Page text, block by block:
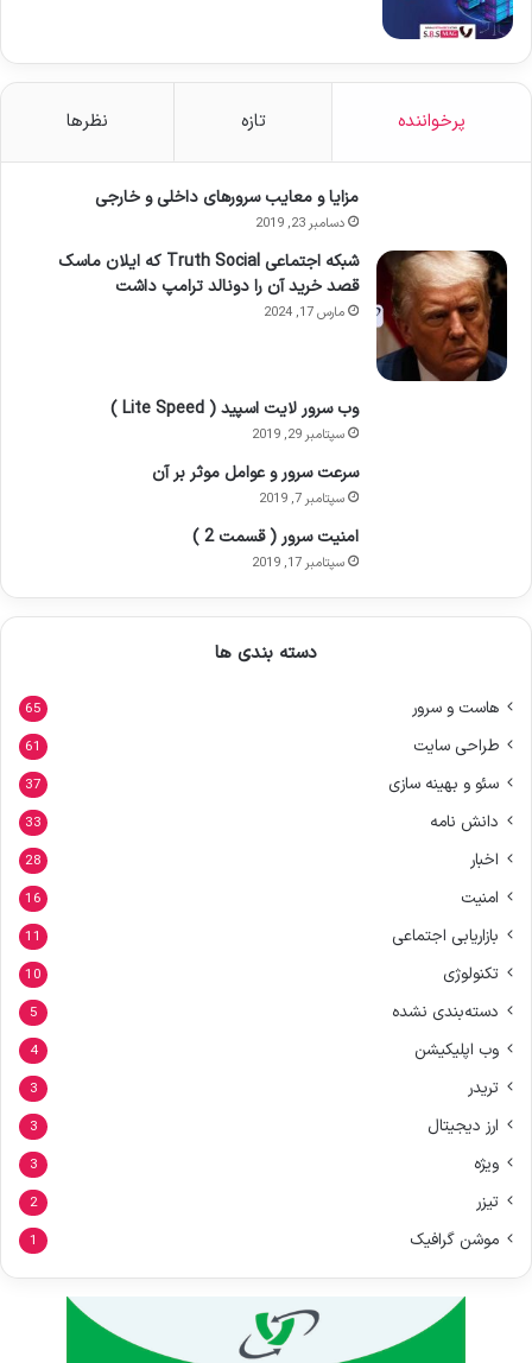
پرخواننده تازه نظرها
مزایا و معایب سرورهای داخلی و خارجی
دسامبر 23, 2019
شبکه اجتماعی Truth Social که ایلان ماسک
قصد خرید آن را دونالد ترامپ داشت
مارس 17, 2024
وب سرور لایت اسپید ( Lite Speed )
سپتامبر 29, 2019
سرعت سرور و عوامل موثر بر آن
سپتامبر 7, 2019
امنیت سرور ( قسمت 2 )
سپتامبر 17, 2019
دسته بندی ها
هاست و سرور 65
طراحی سایت 61
سئو و بهینه سازی 37
دانش نامه 33
اخبار 28
امنیت 16
بازاریابی اجتماعی 11
تکنولوژی 10
دسته‌بندی نشده 5
وب اپلیکیشن 4
تریدر 3
ارز دیجیتال 3
ویژه 3
تیزر 2
موشن گرافیک 1